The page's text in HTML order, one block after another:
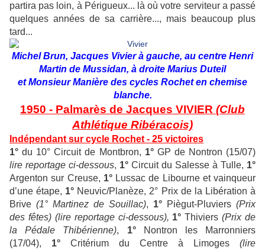
partira pas loin, à Périgueux... là où votre serviteur a passé
quelques années de sa carrière..., mais beaucoup plus
tard...
Michel Brun, Jacques Vivier à gauche, au centre Henri
Martin de Mussidan, à droite Marius Duteil
et Monsieur Manière des cycles Rochet en chemise
blanche.
1950 - Palmarès de Jacques VIVIER (Club
Athlétique Ribéracois)
Indépendant sur cycle Rochet - 25 victoires
1° du 10° Circuit de Montbron, 1°GP de Nontron (15/07)
lire reportage ci-dessous, 1° Circuit du Salesse à Tulle, 1°
Argenton sur Creuse, 1°Lussac de Libourne et vainqueur
d’une étape, 1° Neuvic/Planèze, 2° Prix de la Libération à
Brive (1° Martinez de Souillac), 1° Piègut-Pluviers (Prix
des fêtes) (lire reportage ci-dessous), 1° Thiviers(Prix de
la Pédale Thibérienne), 1°Nontron les Marronniers
(17/04), 1° Critérium du Centre à Limoges (lire